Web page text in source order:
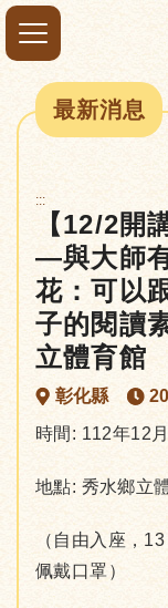
最新消息
:::
【12/2開
—與大師
花：可以
子的閱讀
立體育館
彰化縣
時間: 112年12
地點: 秀水鄉立
（自由入座，
佩戴口罩）